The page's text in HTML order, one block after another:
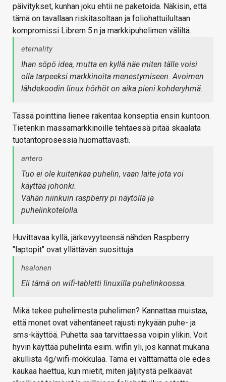
päivitykset, kunhan joku ehtii ne paketoida. Näkisin, että
tämä on tavallaan riskitasoltaan ja foliohattuilultaan
kompromissi Librem 5:n ja markkipuhelimen väliltä.
eternality
Ihan söpö idea, mutta en kyllä näe miten tälle voisi
olla tarpeeksi markkinoita menestymiseen. Avoimen
lähdekoodin linux hörhöt on aika pieni kohderyhmä.
Tässä pointtina lienee rakentaa konseptia ensin kuntoon.
Tietenkin massamarkkinoille tehtäessä pitää skaalata
tuotantoprosessia huomattavasti.
antero
Tuo ei ole kuitenkaa puhelin, vaan laite jota voi
käyttää johonki.
Vähän niinkuin raspberry pi näytöllä ja
puhelinkotelolla.
Huvittavaa kyllä, järkevyyteensä nähden Raspberry
"laptopit" ovat yllättävän suosittuja.
hsalonen
Eli tämä on wifi-tabletti linuxilla puhelinkoossa.
Mikä tekee puhelimesta puhelimen? Kannattaa muistaa,
että monet ovat vähentäneet rajusti nykyään puhe- ja
sms-käyttöä. Puhetta saa tarvittaessa voipin ylikin. Voit
hyvin käyttää puhelinta esim. wifin yli, jos kannat mukana
akullista 4g/wifi-mokkulaa. Tämä ei välttämättä ole edes
kaukaa haettua, kun mietit, miten jäljitystä pelkäävät